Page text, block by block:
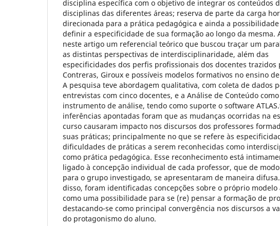
disciplina específica com o objetivo de integrar os conteúdos
disciplinas das diferentes áreas; reserva de parte da carga
direcionada para a prática pedagógica e ainda a
definir a especificidade de sua formação ao longo da mesma.
neste artigo um referencial teórico que buscou traçar um
as distintas perspectivas de interdisciplinaridade, além das
especificidades dos perfis profissionais dos docentes trazidos
Contreras, Giroux e possíveis modelos formativos no ensino
A pesquisa teve abordagem qualitativa, com coleta de dados
entrevistas com cinco docentes, e a Análise de Conteúdo como
instrumento de análise, tendo como suporte o software
inferências apontadas foram que as mudanças ocorridas na
curso causaram impacto nos discursos dos professores
suas práticas; principalmente no que se refere às
dificuldades de práticas a serem reconhecidas como
como prática pedagógica. Esse reconhecimento está
ligado à concepção individual de cada professor, que de
para o grupo investigado, se apresentaram de maneira
disso, foram identificadas concepções sobre o próprio modelo
como uma possibilidade para se (re) pensar a formação de
destacando-se como principal convergência nos discursos a
do protagonismo do aluno.